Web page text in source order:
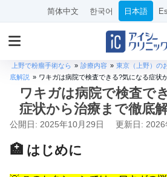
简体中文 한국어 日本語
上野で粉瘤手術なら » 診療内容 » 東京（上野）の
底解説 » ワキガは病院で検査できる?気になる症状
ワキガは病院で検査で
症状から治療まで徹底
公開日: 2025年10月29日 更新日: 2026
🏥 はじめに